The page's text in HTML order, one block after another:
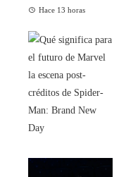
Hace 13 horas